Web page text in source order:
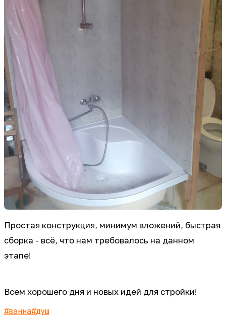
Простая конструкция, минимум вложений, быстрая
сборка - всё, что нам требовалось на данном
этапе!
Всем хорошего дня и новых идей для стройки!
#ванна#душ